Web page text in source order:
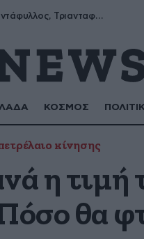
Μύρων, Τριαντάφυλλος, Τριανταφυλλιά, Φυλλιώ, Ρόζα
ΚΟΣΜΟΣ
κίνησης
η τιμή
θα